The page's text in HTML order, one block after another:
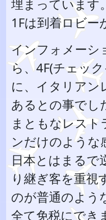
埋まっています。
1Fは到着ロビー
インフォメーシ
ら、4F(チェッ
に、イタリアン
あるとの事でし
まともなレス
ンだけのような
日本とはまるで
り継ぎ客を重視
のが普通のよう
全て免税にでき